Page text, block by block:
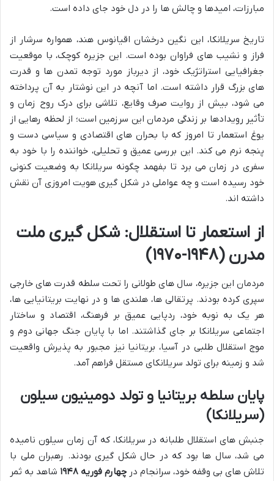
مبارزات، امیدها و چالش ها را در دل خود جای داده است.
تاریخ سریلانکا، این نگین درخشان اقیانوس هند، همواره سرشار از
فراز و نشیب های فراوان بوده است. این جزیره کوچک، با موقعیت
جغرافیایی استراتژیک خود، از دیرباز مورد توجه تمدن ها و قدرت
های بزرگ قرار داشته است. اما آنچه در این نوشتار به آن پرداخته
می شود، بیش از روایت صرف وقایع، تلاشی برای درک روح زمان و
تأثیر رویدادها بر زندگی مردمان این سرزمین است؛ از لحظه رهایی از
یوغ استعمار تا امروز که با بحران های اقتصادی و سیاسی دست و
پنجه نرم می کند. این بررسی عمیق و تحلیلی، خواننده را با خود به
سفری در زمان می برد تا بفهمد چگونه سریلانکا به وضعیت کنونی
خود رسیده است و چه عواملی در شکل گیری هویت امروزی آن نقش
داشته اند.
از استعمار تا استقلال: شکل گیری ملت
مدرن (۱۹۴۸-۱۹۷۰)
مردمان این جزیره، سال های طولانی را تحت سلطه قدرت های خارجی
سپری کرده بودند. پرتقالی ها، هلندی ها و در نهایت بریتانیایی ها،
هر یک به نوبه خود، ردپایی عمیق بر فرهنگ، اقتصاد و ساختار
اجتماعی سریلانکا بر جای گذاشتند. اما با پایان جنگ جهانی دوم و
موج استقلال طلبی در آسیا، بریتانیا نیز مجبور به پذیرش واقعیت
شد و زمینه برای تولد سریلانکای مستقل فراهم آمد.
پایان سلطه بریتانیا و تولد دومینیون سیلون
(سریلانکا)
جنبش های استقلال طلبانه در سریلانکا، که آن زمان سیلون نامیده
می شد، سال ها بود که در حال شکل گیری بودند. رهبران ملی با
تلاش های بی وقفه خود، سرانجام در چهارم فوریه ۱۹۴۸
شاهد به ثمر